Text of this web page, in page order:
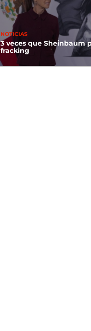
NOTICIAS
3 veces que Sheinbaum
fracking